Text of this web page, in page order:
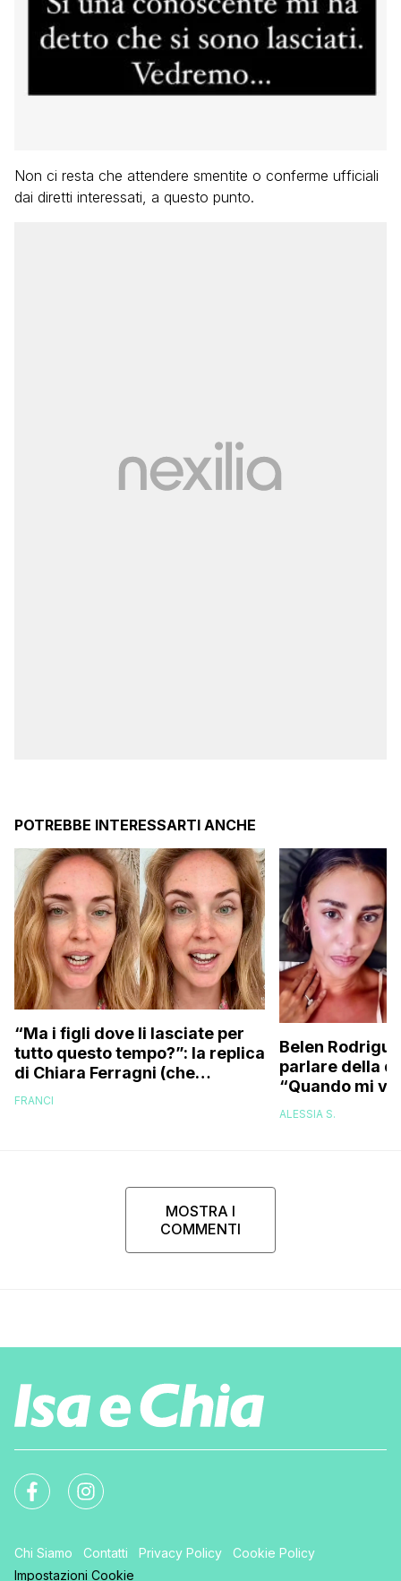
Non ci resta che attendere smentite o conferme ufficiali
dai diretti interessati, a questo punto.
POTREBBE INTERESSARTI ANCHE
“Ma i figli dove li lasciate per
tutto questo tempo?”: la replica
di Chiara Ferragni (che
risponde anche a chi le dice di
FRANCI
Belen
parlare della
“Quando mi
attacchi di
ALESSIA S.
MOSTRA I
COMMENTI
Chi Siamo Contatti Privacy Policy
Cookie Policy
Impostazioni Cookie